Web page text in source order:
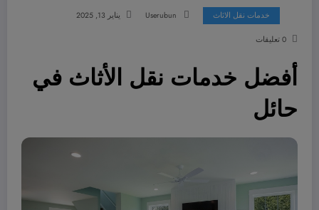
خدمات نقل الاثاث Userubun يناير 13, 2025
0 تعليقات
أفضل خدمات نقل الأثاث في
حائل